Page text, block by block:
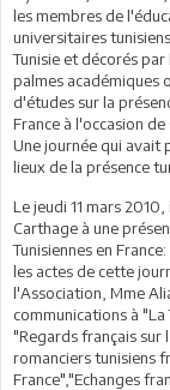
les membres de
universitaires
Tunisie et décorés
palmes académiques
d'études sur la
France à l'occasion
Une journée qui avait
lieux de la présence
Le jeudi 11 mars
Carthage à une
Tunisiennes en
les actes de cette
l'Association, Mme
communications à "La
"Regards français sur
romanciers tunisiens
France","Echanges